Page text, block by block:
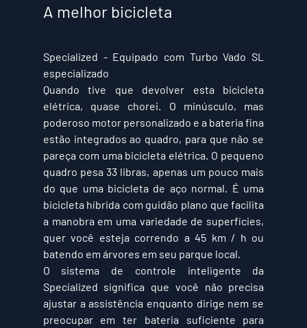
A melhor bicicleta
Specialized - Equipado com Turbo Vado SL
especializado
Quando tive que devolver esta bicicleta
elétrica, quase chorei. O minúsculo, mas
poderoso motor personalizado e a bateria fina
estão integrados ao quadro, para que não se
pareça com uma bicicleta elétrica. O pequeno
quadro pesa 33 libras, apenas um pouco mais
do que uma bicicleta de aço normal. É uma
bicicleta híbrida com guidão plano que facilita
a manobra em uma variedade de superfícies,
quer você esteja correndo a 45 km / h ou
batendo em árvores em seu parque local.
O sistema de controle inteligente da
Specialized significa que você não precisa
ajustar a assistência enquanto dirige nem se
preocupar em ter bateria suficiente para